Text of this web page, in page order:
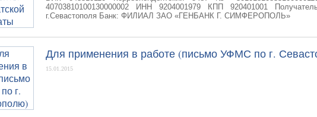
40703810100130000002 ИНН 9204001979 КПП 920401001
г.Севастополя Банк: ФИЛИАЛ ЗАО «ГЕНБАНК Г. СИМФЕРОПОЛЬ»
Для применения в работе (письмо УФМС по г.
15.01.2015